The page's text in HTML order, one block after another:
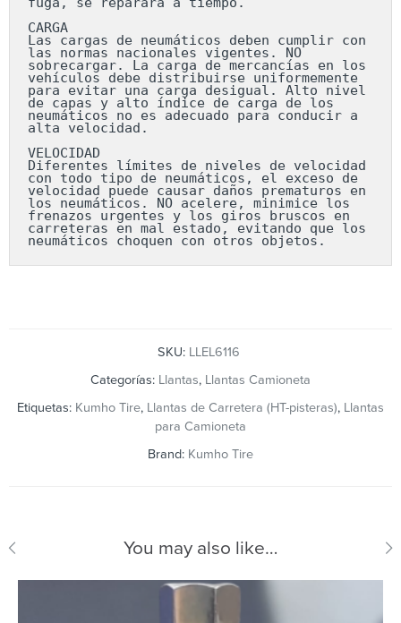
fuga, se reparará a tiempo.
CARGA
Las cargas de neumáticos deben cumplir con
las normas nacionales vigentes. NO
sobrecargar. La carga de mercancías en los
vehículos debe distribuirse uniformemente
para evitar una carga desigual. Alto nivel
de capas y alto índice de carga de los
neumáticos no es adecuado para conducir a
alta velocidad.
VELOCIDAD
Diferentes límites de niveles de velocidad
con todo tipo de neumáticos, el exceso de
velocidad puede causar daños prematuros en
los neumáticos. NO acelere, minimice los
frenazos urgentes y los giros bruscos en
carreteras en mal estado, evitando que los
neumáticos choquen con otros objetos.
SKU: LLEL6116
Categorías: Llantas, Llantas Camioneta
Etiquetas: Kumho Tire, Llantas de Carretera (HT-pisteras), Llantas
para Camioneta
Brand: Kumho Tire
You may also like…